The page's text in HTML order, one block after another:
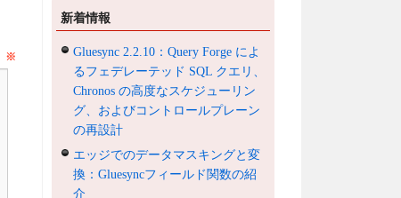
※
新着情報
Gluesync 2.2.10：Query Forge によ
るフェデレーテッド SQL クエリ、
Chronos の高度なスケジューリン
グ、およびコントロールプレーン
の再設計
エッジでのデータマスキングと変
換：Gluesyncフィールド関数の紹
介